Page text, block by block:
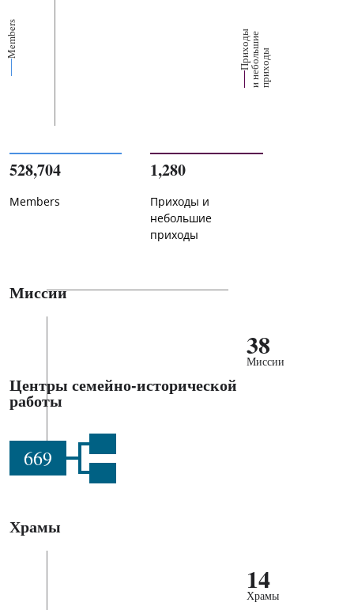
Members П
р
их
о
д
ы
и
н
е
б
о
ль
ш
ие
п
р
и
х
о
ды
528,704
Members
1,280
Приходы и
небольшие
приходы
Миссии
38
Миссии
Центры семейно-исторической
работы
669
Храмы
14
Храмы